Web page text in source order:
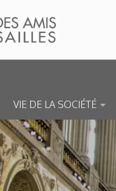
VIE DE LA SOCIÉTÉ